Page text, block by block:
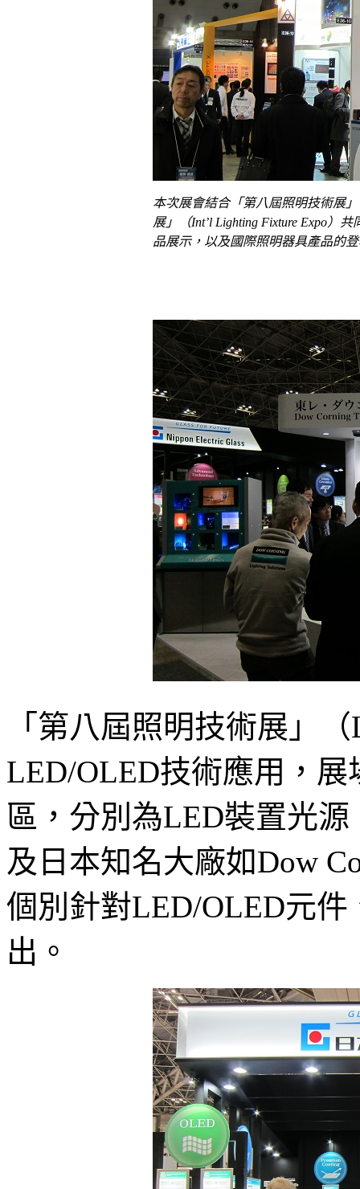
本次展會結合「第八屆照明技術展
展」（Int’l Lighting Fixture Expo）
品展示，以及國際照明器具產品的
「第八屆照明技術展」
LED/OLED技術應用，
區，分別為LED裝置光
及日本知名大廠如Dow
個別針對LED/OLED元
出。